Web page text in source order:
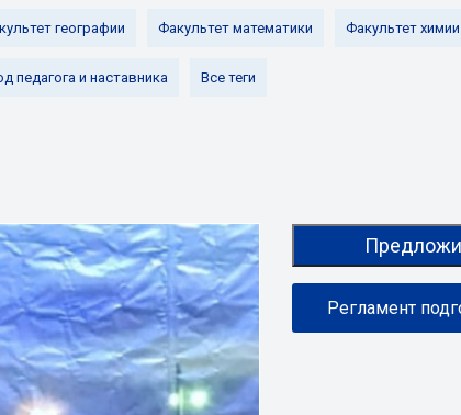
географии Факультет математики Факультет химии
педагога и наставника Все теги
Регламент